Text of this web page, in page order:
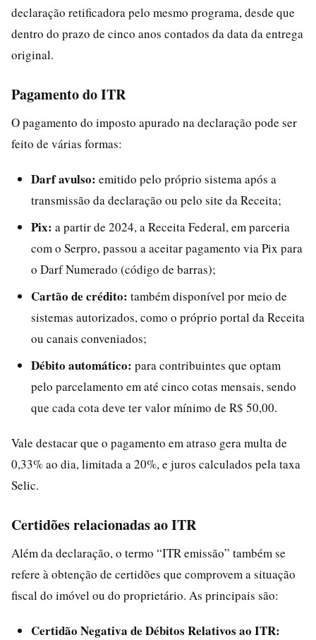
declaração retificadora pelo mesmo programa, desde que
dentro do prazo de cinco anos contados da data da entrega
original.
Pagamento do ITR
O pagamento do imposto apurado na declaração pode ser
feito de várias formas:
Darf avulso: emitido pelo próprio sistema após a
transmissão da declaração ou pelo site da Receita;
Pix: a partir de 2024, a Receita Federal, em parceria
com o Serpro, passou a aceitar pagamento via Pix para
o Darf Numerado (código de barras);
Cartão de crédito: também disponível por meio de
sistemas autorizados, como o próprio portal da Receita
ou canais conveniados;
Débito automático: para contribuintes que optam
pelo parcelamento em até cinco cotas mensais, sendo
que cada cota deve ter valor mínimo de R$ 50,00.
Vale destacar que o pagamento em atraso gera multa de
0,33% ao dia, limitada a 20%, e juros calculados pela taxa
Selic.
Certidões relacionadas ao ITR
Além da declaração, o termo “ITR emissão” também se
refere à obtenção de certidões que comprovem a situação
fiscal do imóvel ou do proprietário. As principais são:
Certidão Negativa de Débitos Relativos ao ITR: